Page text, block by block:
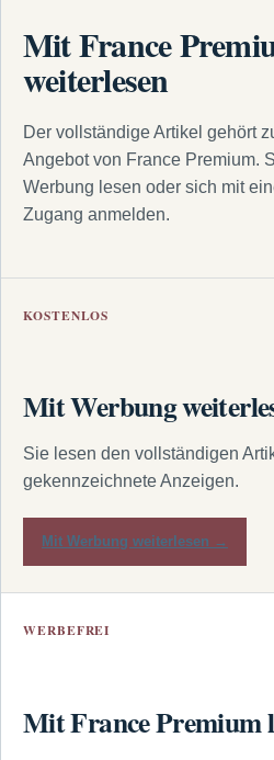
Mit France
weiterlesen
Der vollständige Artikel gehört
Angebot von France Premium.
Werbung lesen oder sich mit
Zugang anmelden.
KOSTENLOS
Mit Werbung
Sie lesen den vollständigen
gekennzeichnete Anzeigen.
Mit Werbung weiterlesen →
WERBEFREI
Mit France Premium